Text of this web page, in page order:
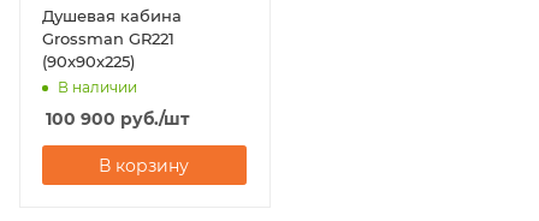
Душевая кабина
Grossman GR221
(90x90x225)
В наличии
100 900 руб./шт
В корзину